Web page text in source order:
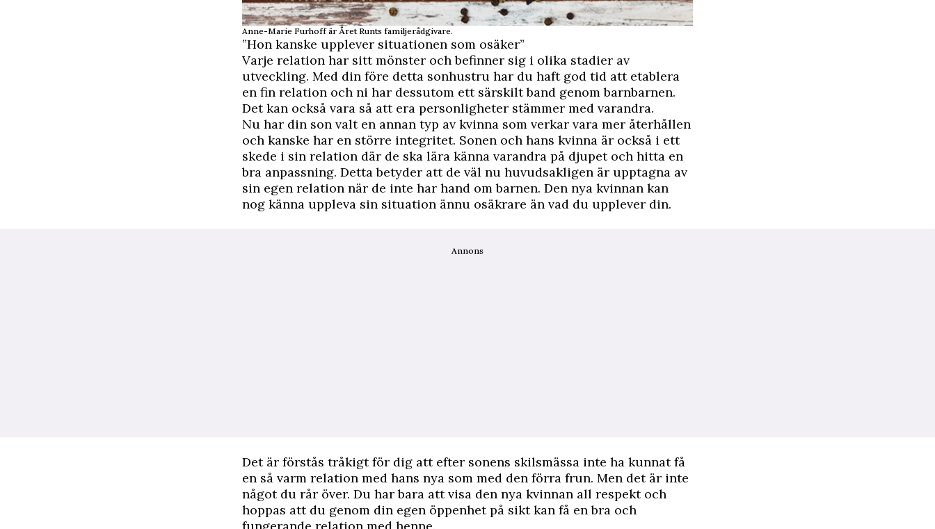
Anne-Marie Furhoff är Året Runts familjerådgivare.
”Hon kanske upplever situationen som osäker”
Varje relation har sitt mönster och befinner sig i olika stadier av
utveckling. Med din före detta sonhustru har du haft god tid att etablera
en fin relation och ni har dessutom ett särskilt band genom barnbarnen.
Det kan också vara så att era personligheter stämmer med varandra.
Nu har din son valt en annan typ av kvinna som verkar vara mer återhållen
och kanske har en större integritet. Sonen och hans kvinna är också i ett
skede i sin relation där de ska lära känna varandra på djupet och hitta en
bra anpassning. Detta betyder att de väl nu huvudsakligen är upptagna av
sin egen relation när de inte har hand om barnen. Den nya kvinnan kan
nog känna uppleva sin situation ännu osäkrare än vad du upplever din.
Annons
Det är förstås tråkigt för dig att efter sonens skilsmässa inte ha kunnat få
en så varm relation med hans nya som med den förra frun. Men det är inte
något du rår över. Du har bara att visa den nya kvinnan all respekt och
hoppas att du genom din egen öppenhet på sikt kan få en bra och